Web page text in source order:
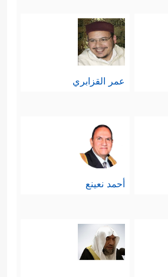
عمر القزابري
أحمد نعينع